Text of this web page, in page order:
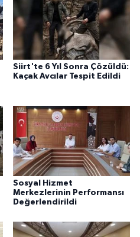
Siirt'te 6 Yıl Sonra Çözüldü:
Kaçak Avcılar Tespit Edildi
Sosyal Hizmet
Merkezlerinin Performansı
Değerlendirildi